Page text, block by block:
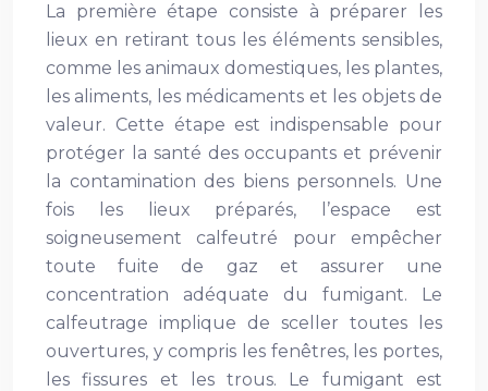
La première étape consiste à préparer les
lieux en retirant tous les éléments sensibles,
comme les animaux domestiques, les plantes,
les aliments, les médicaments et les objets de
valeur. Cette étape est indispensable pour
protéger la santé des occupants et prévenir
la contamination des biens personnels. Une
fois les lieux préparés, l’espace est
soigneusement calfeutré pour empêcher
toute fuite de gaz et assurer une
concentration adéquate du fumigant. Le
calfeutrage implique de sceller toutes les
ouvertures, y compris les fenêtres, les portes,
les fissures et les trous. Le fumigant est